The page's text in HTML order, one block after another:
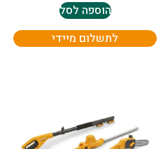
הוספה לסל
לתשלום מיידי